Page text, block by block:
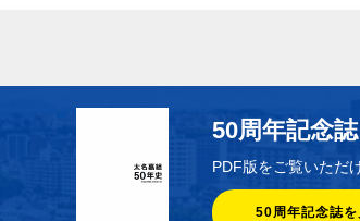
50周年記念誌
PDF版をご覧いただ
50周年記念誌を